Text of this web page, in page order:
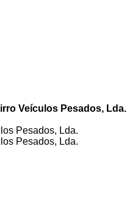
Veículos Pesados, Lda.